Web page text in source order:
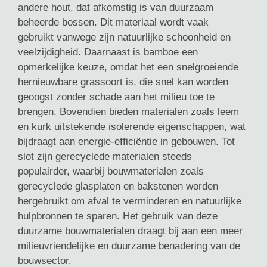
andere hout, dat afkomstig is van duurzaam
beheerde bossen. Dit materiaal wordt vaak
gebruikt vanwege zijn natuurlijke schoonheid en
veelzijdigheid. Daarnaast is bamboe een
opmerkelijke keuze, omdat het een snelgroeiende
hernieuwbare grassoort is, die snel kan worden
geoogst zonder schade aan het milieu toe te
brengen. Bovendien bieden materialen zoals leem
en kurk uitstekende isolerende eigenschappen, wat
bijdraagt aan energie-efficiëntie in gebouwen. Tot
slot zijn gerecyclede materialen steeds
populairder, waarbij bouwmaterialen zoals
gerecyclede glasplaten en bakstenen worden
hergebruikt om afval te verminderen en natuurlijke
hulpbronnen te sparen. Het gebruik van deze
duurzame bouwmaterialen draagt bij aan een meer
milieuvriendelijke en duurzame benadering van de
bouwsector.